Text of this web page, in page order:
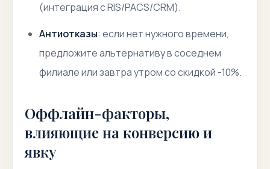
(интеграция с RIS/PACS/CRM).
Антиотказы: если нет нужного времени,
предложите альтернативу в соседнем
филиале или завтра утром со скидкой -10%.
Оффлайн-факторы,
влияющие на конверсию и
явку